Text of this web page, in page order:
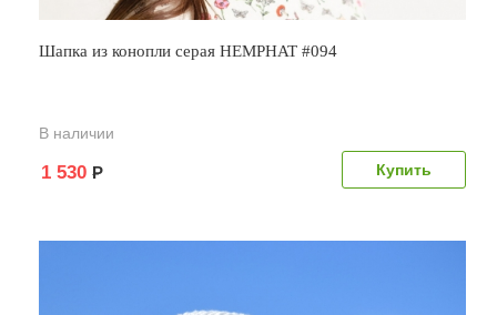
Шапка из конопли серая HEMPHAT #094
В наличии
1 530 Р